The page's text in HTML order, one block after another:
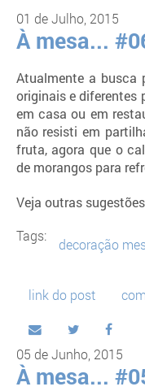
01 de Julho, 2015
À mesa...
Atualmente a busca
originais e diferentes
em casa ou em
não resisti em
fruta, agora que o
de morangos para
Veja outras
Tags:
decoração
link do post
05 de Junho, 2015
À mesa...